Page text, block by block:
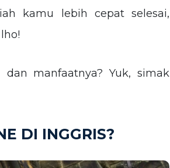
kamu lebih cepat selesai,
dan manfaatnya? Yuk, simak
DI INGGRIS?